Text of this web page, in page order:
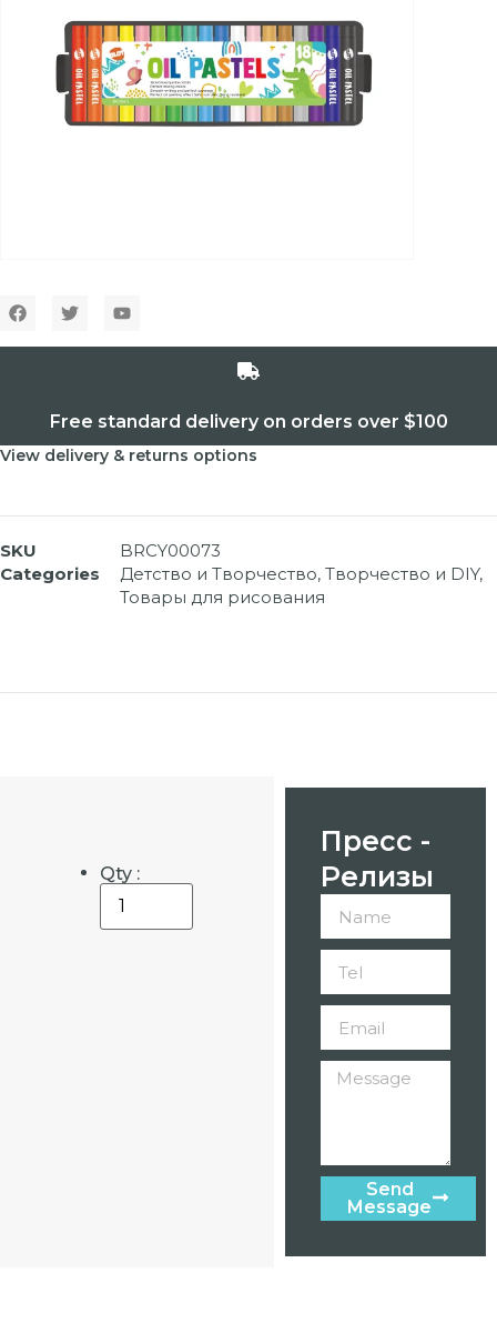
Free standard delivery on orders over $100
View delivery & returns options
SKU
BRCY00073
Categories
Детство и Творчество, Творчество и DIY,
Товары для рисования
Qty :
Пресс -
Релизы
Send
Message